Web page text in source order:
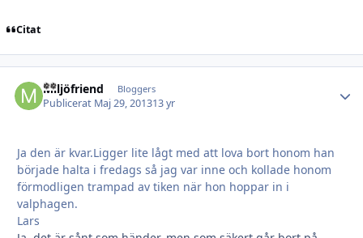
Citat
Miljöfriend Bloggers
Publicerat Maj 29, 201313 yr
Ja den är kvar.Ligger lite lågt med att lova bort honom han
började halta i fredags så jag var inne och kollade honom
förmodligen trampad av tiken när hon hoppar in i
valphagen.
Lars